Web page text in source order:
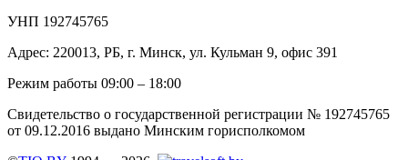
УНП 192745765
Адрес: 220013, РБ, г. Минск, ул. Кульман 9, офис 391
Режим работы 09:00 – 18:00
Свидетельство о государственной регистрации № 192745765
от 09.12.2016 выдано Минским горисполкомом